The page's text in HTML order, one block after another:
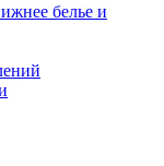
белье и